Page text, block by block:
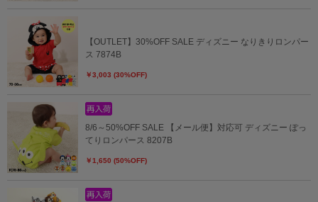
【OUTLET】30%OFF SALE ディズニー なりきりロンパー
ス 7874B
￥3,003 (30%OFF)
8/6～50%OFF SALE 【メール便】対応可 ディズニー ぽっ
てりロンパース 8207B
￥1,650 (50%OFF)